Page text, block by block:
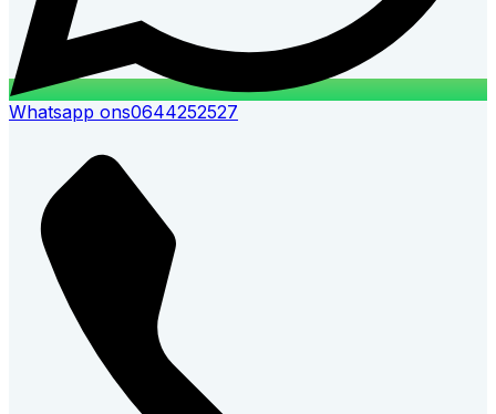
Whatsapp ons0644252527